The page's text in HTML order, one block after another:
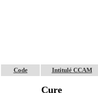
Code Intitulé CCAM
Cure